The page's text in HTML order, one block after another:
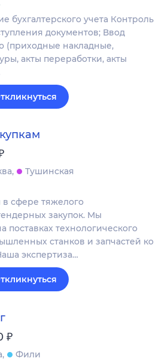
бухгалтерского учета Контроль
документов; Ввод
(приходные накладные,
акты переработки, акты
Тушинская
сфере тяжелого
закупок. Мы
поставках технологического
станков и запчастей ко
экспертиза…
₽
Фили